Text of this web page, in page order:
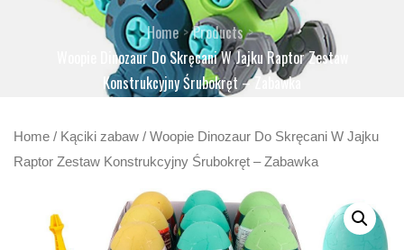
Home
Products
Woopie Dinozaur Do Skręcani W Jajku Raptor Zestaw
Konstrukcyjny Śrubokręt – Zabawka
Home / Kąciki zabaw / Woopie Dinozaur Do Skręcani W Jajku
Raptor Zestaw Konstrukcyjny Śrubokręt – Zabawka